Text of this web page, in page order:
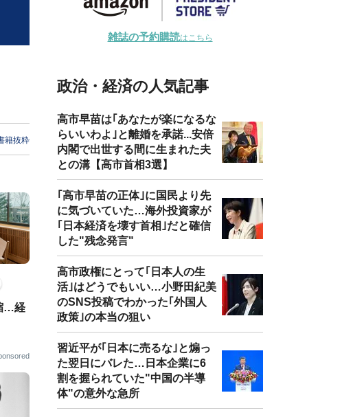
籍抜粋
…経
雑誌の予約購読はこちら
政治・経済の人気記事
高市早苗は｢あなたが楽になるな
らいいわよ｣と離婚を承諾...安倍
内閣で出世する間に生まれた夫
との溝【高市首相3選】
｢高市早苗の正体｣に国民より先
に気づいていた…海外投資家が
｢日本経済を壊す首相｣だと確信
した"残念発言"
高市政権にとって｢日本人の生
活｣はどうでもいい…小野田紀美
のSNS投稿でわかった｢外国人
政策｣の本当の狙い
習近平が｢日本に売るな｣と煽っ
た翌日にバレた…日本企業に6
割を握られていた"中国の半導
体"の意外な急所